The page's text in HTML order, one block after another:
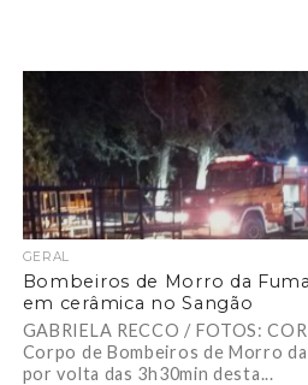
GERAL
Bombeiros de Morro da
em cerâmica no Sangão
GABRIELA RECCO / FOTOS:
Corpo de Bombeiros de Morro
por volta das 3h30min desta...